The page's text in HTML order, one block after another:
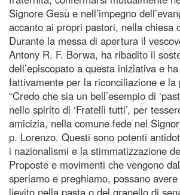
Signore Gesù e nell’impegno
accanto ai propri pastori, nella chiesa
Durante la messa di apertura il
Antony R. F. Borwa, ha ribadito il
dell’episcopato a questa iniziativa e
fattivamente per la riconciliazione e la
“Credo che sia un bell’esempio di
nello spirito di ‘Fratelli tutti’, per
amicizia, nella comune fede nel
p. Lorenzo. Questi sono potenti
i nazionalismi e la stimmatizzazione
Proposte e movimenti che vengono
speriamo e preghiamo, possano
lievito nella pasta o del granello di